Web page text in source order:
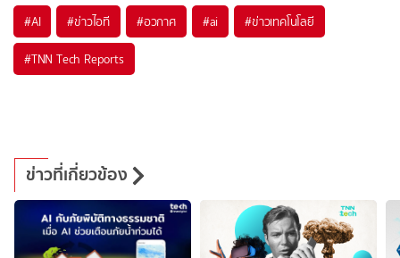
#AI #ข่าวไอที #อวกาศ #ai #ข่าวเทคโนโลยี
#TNN Tech Reports
ข่าวที่เกี่ยวข้อง